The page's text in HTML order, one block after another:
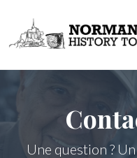
Une question ?